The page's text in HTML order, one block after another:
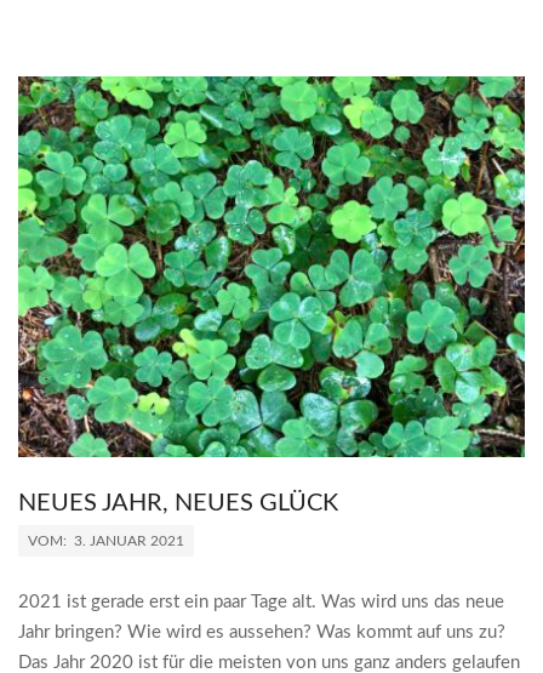
NEUES JAHR, NEUES GLÜCK
2021-
03
VOM: 3. JANUAR 2021
2021 ist gerade erst ein paar Tage alt. Was wird uns das neue
Jahr bringen? Wie wird es aussehen? Was kommt auf uns zu?
Das Jahr 2020 ist für die meisten von uns ganz anders gelaufen